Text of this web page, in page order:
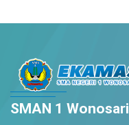
SMAN 1 Wonosari